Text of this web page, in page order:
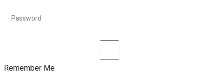
Remember Me